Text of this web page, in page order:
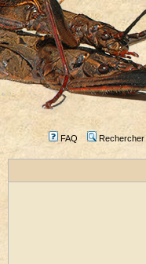
FAQ Rechercher